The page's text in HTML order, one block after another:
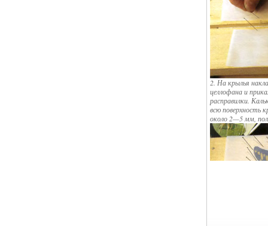
2. На крылья
целлофана и
расправилки.
всю поверхность
около 2—5 мм,